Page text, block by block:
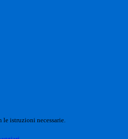
istruzioni necessarie.